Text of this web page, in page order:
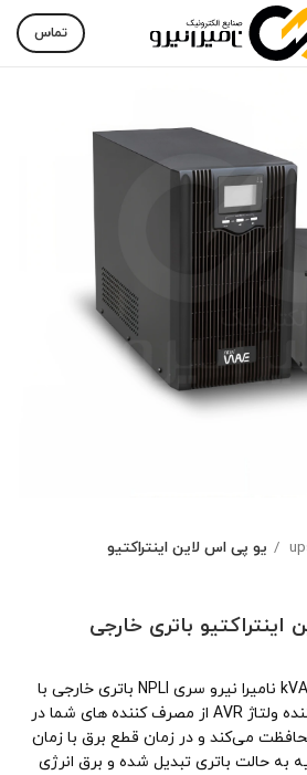
تماس
یو پی اس لاین اینتراکتیو
لاین اینتراکتیو باتری خارجی
یوپی‌اس لاین اینترکتیو 3 kVA نامیرا نیرو سری NPLI باتری خارجی با
بهره‌گیری از مدار تثبیت کننده ولتاژ AVR از مصرف کننده های شما در
می‌کند و در زمان قطع برق با زمان
به حالت باتری تبدیل شده و برق انرژی